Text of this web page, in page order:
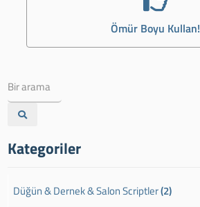
Ömür Boyu Kullan!
Kategoriler
Düğün & Dernek & Salon Scriptler(2)